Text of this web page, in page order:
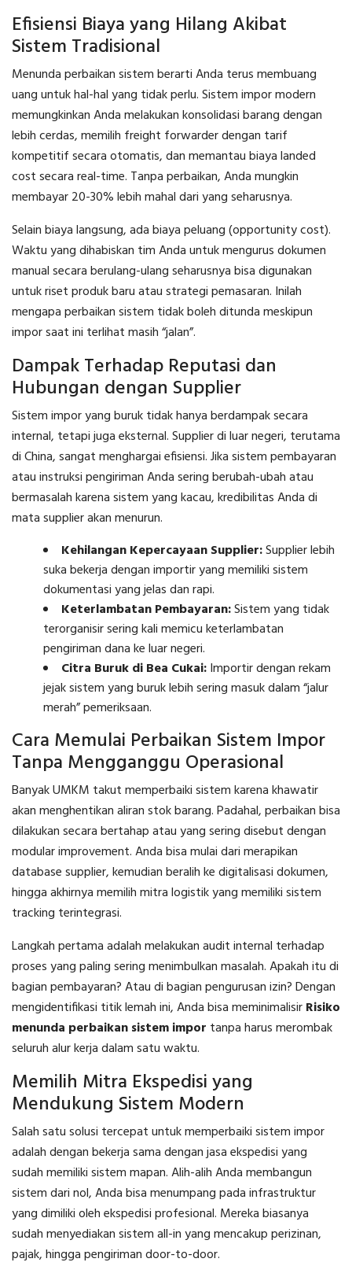
Efisiensi Biaya yang Hilang Akibat
Sistem Tradisional
Menunda perbaikan sistem berarti Anda terus membuang
uang untuk hal-hal yang tidak perlu. Sistem impor modern
memungkinkan Anda melakukan konsolidasi barang dengan
lebih cerdas, memilih freight forwarder dengan tarif
kompetitif secara otomatis, dan memantau biaya landed
cost secara real-time. Tanpa perbaikan, Anda mungkin
membayar 20-30% lebih mahal dari yang seharusnya.
Selain biaya langsung, ada biaya peluang (opportunity cost).
Waktu yang dihabiskan tim Anda untuk mengurus dokumen
manual secara berulang-ulang seharusnya bisa digunakan
untuk riset produk baru atau strategi pemasaran. Inilah
mengapa perbaikan sistem tidak boleh ditunda meskipun
impor saat ini terlihat masih “jalan”.
Dampak Terhadap Reputasi dan
Hubungan dengan Supplier
Sistem impor yang buruk tidak hanya berdampak secara
internal, tetapi juga eksternal. Supplier di luar negeri, terutama
di China, sangat menghargai efisiensi. Jika sistem pembayaran
atau instruksi pengiriman Anda sering berubah-ubah atau
bermasalah karena sistem yang kacau, kredibilitas Anda di
mata supplier akan menurun.
Kehilangan Kepercayaan Supplier:Supplier lebih
suka bekerja dengan importir yang memiliki sistem
dokumentasi yang jelas dan rapi.
Keterlambatan Pembayaran:Sistem yang tidak
terorganisir sering kali memicu keterlambatan
pengiriman dana ke luar negeri.
Citra Buruk di Bea Cukai:Importir dengan rekam
jejak sistem yang buruk lebih sering masuk dalam “jalur
merah” pemeriksaan.
Cara Memulai Perbaikan Sistem Impor
Tanpa Mengganggu Operasional
Banyak UMKM takut memperbaiki sistem karena khawatir
akan menghentikan aliran stok barang. Padahal, perbaikan bisa
dilakukan secara bertahap atau yang sering disebut dengan
modular improvement. Anda bisa mulai dari merapikan
database supplier, kemudian beralih ke digitalisasi dokumen,
hingga akhirnya memilih mitra logistik yang memiliki sistem
tracking terintegrasi.
Langkah pertama adalah melakukan audit internal terhadap
proses yang paling sering menimbulkan masalah. Apakah itu di
bagian pembayaran? Atau di bagian pengurusan izin? Dengan
mengidentifikasi titik lemah ini, Anda bisa meminimalisirRisiko
menunda perbaikan sistem impor tanpa harus merombak
seluruh alur kerja dalam satu waktu.
Memilih Mitra Ekspedisi yang
Mendukung Sistem Modern
Salah satu solusi tercepat untuk memperbaiki sistem impor
adalah dengan bekerja sama dengan jasa ekspedisi yang
sudah memiliki sistem mapan. Alih-alih Anda membangun
sistem dari nol, Anda bisa menumpang pada infrastruktur
yang dimiliki oleh ekspedisi profesional. Mereka biasanya
sudah menyediakan sistem all-in yang mencakup perizinan,
pajak, hingga pengiriman door-to-door.